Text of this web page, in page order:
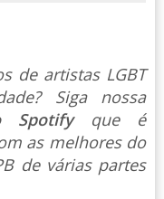
de artistas LGBT
Siga nossa
Spotify que é
as melhores do
de várias partes